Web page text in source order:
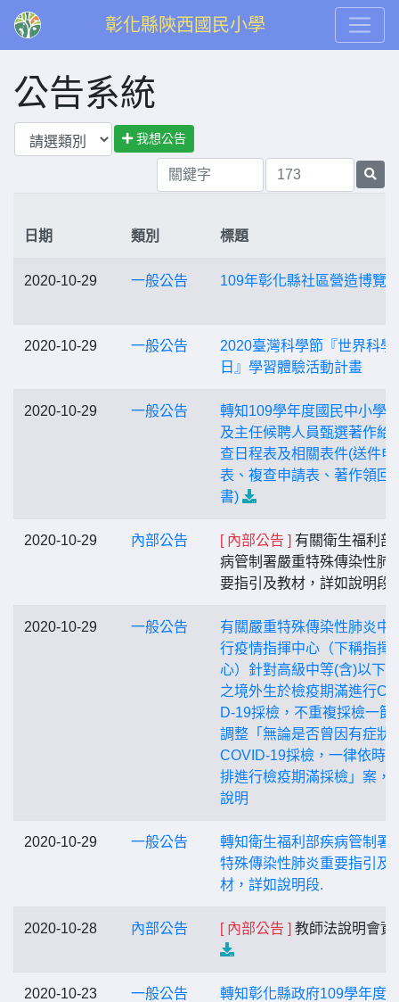
彰化縣陝西國民小學
公告系統
我想公告
日期 類別 標題
2020-10-29 一般公告 109年彰化縣社區營造博覽
2020-10-29 一般公告
2020臺灣科學節『世界科學
日』學習體驗活動計畫
2020-10-29 一般公告
轉知109學年度國民中小學
及主任候聘人員甄選著作給
查日程表及相關表件(送件申
表、複查申請表、著作領回
書)
2020-10-29 內部公告 [ 內部公告 ] 有關衛生福利部
病管制署嚴重特殊傳染性肺
要指引及教材，詳如說明段.
2020-10-29 一般公告
有關嚴重特殊傳染性肺炎中
行疫情指揮中心（下稱指揮
心）針對高級中等(含)以下
之境外生於檢疫期滿進行
D-19採檢，不重複採檢一節
調整「無論是否曾因有症狀
COVID-19採檢，一律依時
排進行檢疫期滿採檢」案，
說明
2020-10-29 一般公告
轉知衛生福利部疾病管制署
特殊傳染性肺炎重要指引及
材，詳如說明段.
2020-10-28 內部公告 [ 內部公告 ] 教師法說明會資
2020-10-23 一般公告
轉知彰化縣政府109學年度